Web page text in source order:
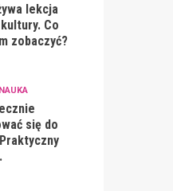
lekcja
Co
zobaczyć?
NAUKA
się do